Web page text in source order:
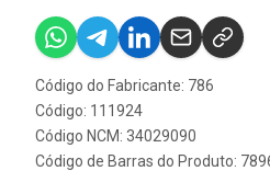
Código do Fabricante: 786
Código: 111924
Código NCM: 34029090
Código de Barras do Produto: